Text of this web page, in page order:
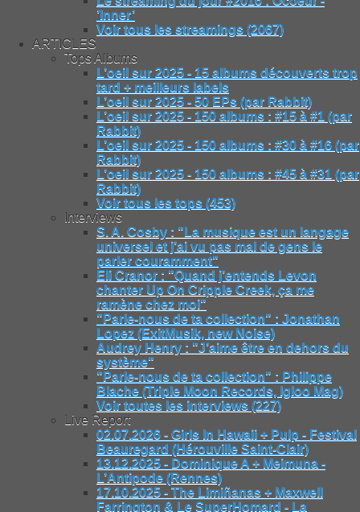
’Inner’
Voir tous les streamings (2067)
ARTICLES
Tops Albums
L’oeil sur 2025 - 15 albums découverts trop
tard + meilleurs labels
L’oeil sur 2025 - 50 EPs (par Rabbit)
L’oeil sur 2025 - 150 albums : #15 à #1 (par
Rabbit)
L’oeil sur 2025 - 150 albums : #30 à #16 (par
Rabbit)
L’oeil sur 2025 - 150 albums : #45 à #31 (par
Rabbit)
Voir tous les tops (453)
Interviews
S. A. Cosby : "La musique est un langage
universel et j’ai vu pas mal de gens le
parler couramment"
Eli Cranor : "Quand j’entends Levon
chanter Up On Cripple Creek, ça me
ramène chez moi"
"Parle-nous de ta collection" : Jonathan
Lopez (ExitMusik, new Noise)
Audrey Henry : "J’aime être en dehors du
système"
"Parle-nous de ta collection" : Philippe
Blache (Triple Moon Records, Igloo Mag)
Voir toutes les interviews (227)
Live Report
02.07.2026 - Girls In Hawaii + Pulp - Festival
Beauregard (Hérouville Saint-Clair)
13.12.2025 - Dominique A + Meimuna -
L’Antipode (Rennes)
17.10.2025 - The Limiñanas + Maxwell
Farrington & Le SuperHomard - La